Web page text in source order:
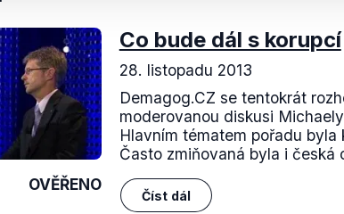
OVĚŘENO
Co bude dál s korupcí
28. listopadu 2013
Demagog.CZ se tentokrát
moderovanou diskusi
Hlavním tématem pořadu byla
Často zmiňovaná byla i česká
Číst dál